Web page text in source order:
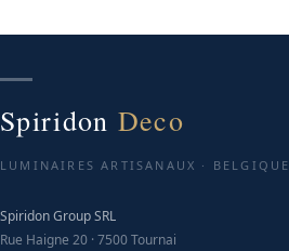
Spiridon Deco
LUMINAIRES ARTISANAUX · BELGIQUE
Spiridon Group SRL
Rue Haigne 20 · 7500 Tournai